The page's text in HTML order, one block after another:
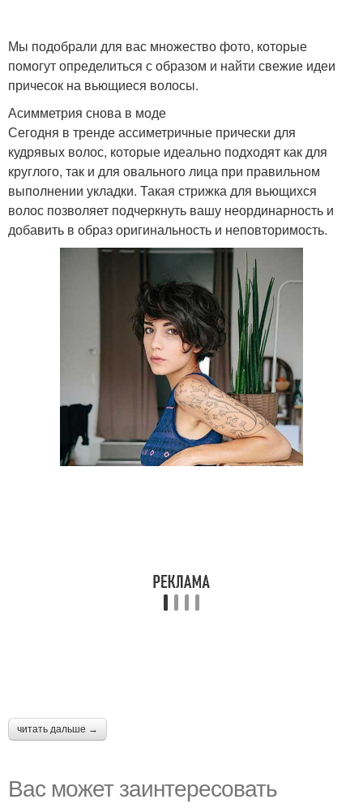
Мы подобрали для вас множество фото, которые
помогут определиться с образом и найти свежие идеи
причесок на вьющиеся волосы.
Асимметрия снова в моде
Сегодня в тренде ассиметричные прически для
кудрявых волос, которые идеально подходят как для
круглого, так и для овального лица при правильном
выполнении укладки. Такая стрижка для вьющихся
волос позволяет подчеркнуть вашу неординарность и
добавить в образ оригинальность и неповторимость.
читать дальше →
Вас может заинтересовать